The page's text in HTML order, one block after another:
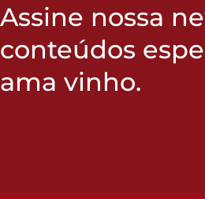
Assine nossa
conteúdos
ama vinho.